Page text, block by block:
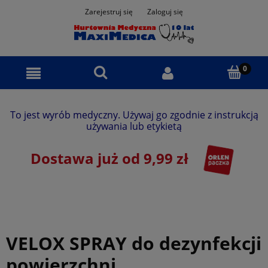
Zarejestruj się Zaloguj się
To jest wyrób medyczny. Używaj go zgodnie z instrukcją
używania lub etykietą
Dostawa już od 9,99 zł
VELOX SPRAY do dezynfekcji